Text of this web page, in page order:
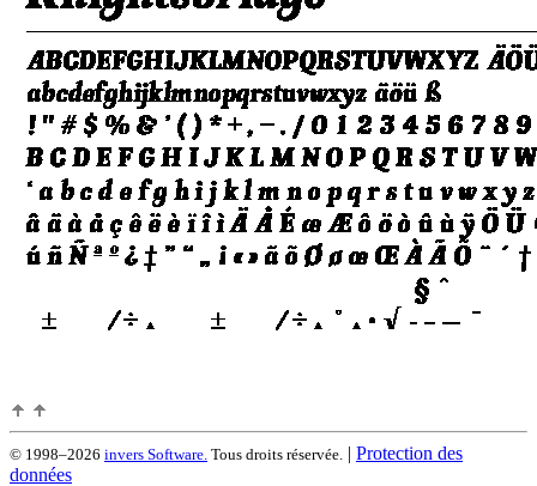
© 1998–2026 invers Software. Tous droits réservée. | Protection des
données